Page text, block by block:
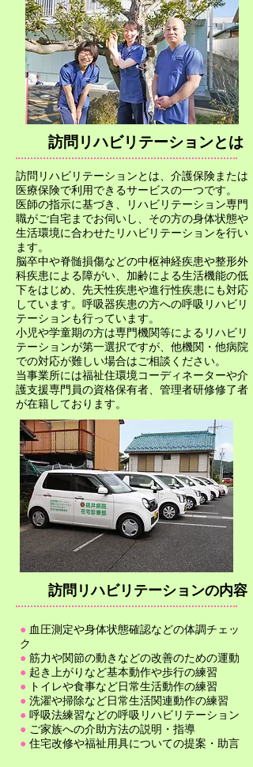
​訪問リハビリテーションとは
訪問リハビリテーションとは、介護保険または
医療保険で利用できるサービスの一つです。
​医師の指示に基づき、リハビリテーション専門
職がご自宅までお伺いし、その方の身体状態や
生活環境に合わせたリハビリテーションを行い
ます。​​
脳卒中や脊髄損傷などの中枢神経疾患や整形外
科疾患による障がい、加齢による生活機能の低
下をはじめ、先天性疾患や進行性疾患にも対応
しています。呼吸器疾患の方への呼吸リハビリ
テーションも行っています。
小児や学童期の方は専門機関等によるリハビリ
テーションが第一選択ですが、他機関・他病院
での対応が難しい場合はご相談ください。
​当事業所には福祉住環境コーディネーターや介
護支援専門員の資格保有者、管理者研修修了者
が在籍しております。
​訪問リハビリテーションの内容
● 血圧測定や身体状態確認などの体調チェッ
ク
● 筋力や関節の動きなどの改善のための運動
● 起き上がりなど基本動作や歩行の練習
● トイレや食事など日常生活動作の練習​​
● 洗濯や掃除など日常生活関連動作の練習
● 呼吸法練習などの呼吸リハビリテーション
● ご家族への介助方法の説明・指導​​
​● 住宅改修や福祉用具についての提案・助言